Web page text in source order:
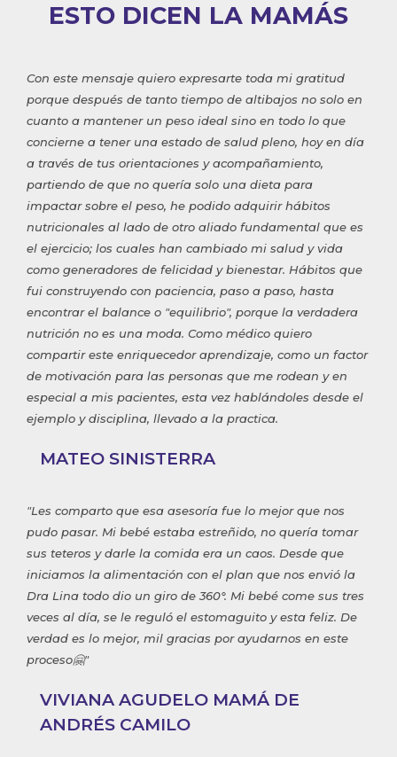
ESTO DICEN LA MAMÁS
Con este mensaje quiero expresarte toda mi gratitud
porque después de tanto tiempo de altibajos no solo en
cuanto a mantener un peso ideal sino en todo lo que
concierne a tener una estado de salud pleno, hoy en día
a través de tus orientaciones y acompañamiento,
partiendo de que no quería solo una dieta para
impactar sobre el peso, he podido adquirir hábitos
nutricionales al lado de otro aliado fundamental que es
el ejercicio; los cuales han cambiado mi salud y vida
como generadores de felicidad y bienestar. Hábitos que
fui construyendo con paciencia, paso a paso, hasta
encontrar el balance o "equilibrio", porque la verdadera
nutrición no es una moda. Como médico quiero
compartir este enriquecedor aprendizaje, como un factor
de motivación para las personas que me rodean y en
especial a mis pacientes, esta vez hablándoles desde el
ejemplo y disciplina, llevado a la practica.
MATEO SINISTERRA
"Les comparto que esa asesoría fue lo mejor que nos
pudo pasar. Mi bebé estaba estreñido, no quería tomar
sus teteros y darle la comida era un caos. Desde que
iniciamos la alimentación con el plan que nos envió la
Dra Lina todo dio un giro de 360°. Mi bebé come sus tres
veces al día, se le reguló el estomaguito y esta feliz. De
verdad es lo mejor, mil gracias por ayudarnos en este
proceso🤗"
VIVIANA AGUDELO MAMÁ DE
ANDRÉS CAMILO